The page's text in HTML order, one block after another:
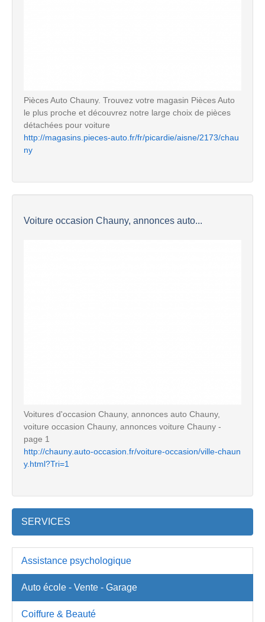
Pièces Auto Chauny. Trouvez votre magasin Pièces Auto
le plus proche et découvrez notre large choix de pièces
détachées pour voiture
http://magasins.pieces-auto.fr/fr/picardie/aisne/2173/chau
ny
Voiture occasion Chauny, annonces auto...
Voitures d'occasion Chauny, annonces auto Chauny,
voiture occasion Chauny, annonces voiture Chauny -
page 1
http://chauny.auto-occasion.fr/voiture-occasion/ville-chaun
y.html?Tri=1
SERVICES
Assistance psychologique
Auto école - Vente - Garage
Coiffure & Beauté